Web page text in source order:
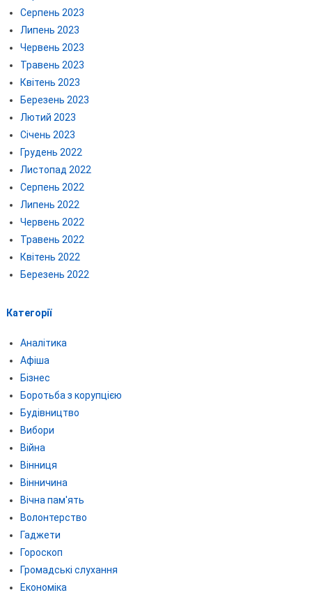
Серпень 2023
Липень 2023
Червень 2023
Травень 2023
Квітень 2023
Березень 2023
Лютий 2023
Січень 2023
Грудень 2022
Листопад 2022
Серпень 2022
Липень 2022
Червень 2022
Травень 2022
Квітень 2022
Березень 2022
Категорії
Аналітика
Афіша
Бізнес
Боротьба з корупцією
Будівництво
Вибори
Війна
Вінниця
Вінничина
Вічна пам'ять
Волонтерство
Гаджети
Гороскоп
Громадські слухання
Економіка